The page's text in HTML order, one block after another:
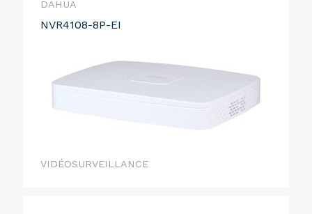
DAHUA
NVR4108-8P-EI
VIDÉOSURVEILLANCE